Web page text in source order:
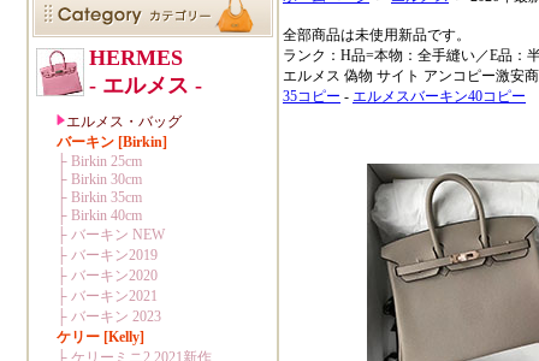
全部商品は未使用新品です。
ランク：H品=本物：全手縫い／E品：
エルメス 偽物 サイト アンコピー激安
35コピー - エルメスバーキン40コピー